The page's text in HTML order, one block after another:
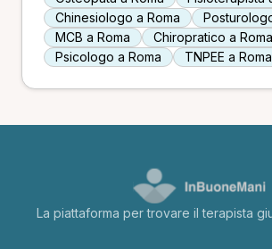
Chinesiologo a Roma
MCB a Roma
Chiropratico a Roma
Psicologo a Roma
TNPEE a Roma
La piattaforma per trovare il terapista